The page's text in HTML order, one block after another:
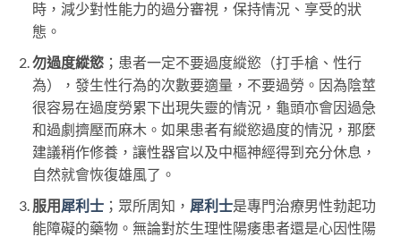
時，減少對性能力的過分審視，保持情況、享受的狀
態。
勿過度縱慾；患者一定不要過度縱慾（打手槍、性行
為），發生性行為的次數要適量，不要過勞。因為陰莖
很容易在過度勞累下出現失靈的情況，龜頭亦會因過急
和過劇擠壓而麻木。如果患者有縱慾過度的情況，那麼
建議稍作修養，讓性器官以及中樞神經得到充分休息，
自然就會恢復雄風了。
服用犀利士；眾所周知， 犀利士是專門治療男性勃起功
能障礙的藥物。無論對於生理性陽痿患者還是心因性陽